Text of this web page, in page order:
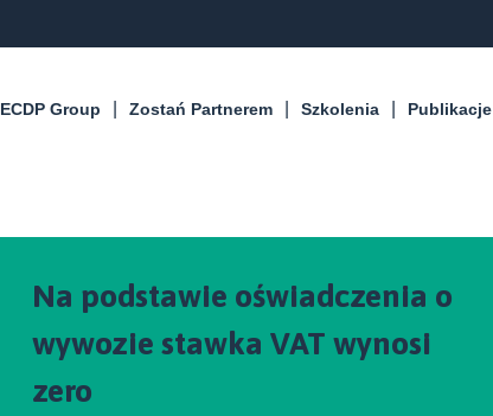
ECDP Group Zostań Partnerem Szkolenia Publikacje
Na podstawie oświadczenia o
wywozie stawka VAT wynosi
zero